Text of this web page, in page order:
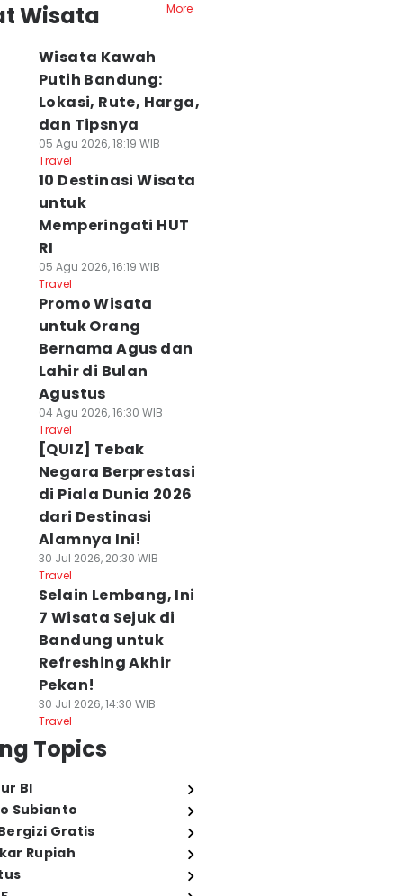
Wisata
More
Wisata Kawah
Putih Bandung:
Lokasi, Rute, Harga,
dan Tipsnya
05 Agu 2026, 18:19 WIB
Travel
10 Destinasi Wisata
untuk
Memperingati HUT
RI
05 Agu 2026, 16:19 WIB
Travel
Promo Wisata
untuk Orang
Bernama Agus dan
Lahir di Bulan
Agustus
04 Agu 2026, 16:30 WIB
Travel
[QUIZ] Tebak
Negara Berprestasi
di Piala Dunia 2026
dari Destinasi
Alamnya Ini!
30 Jul 2026, 20:30 WIB
Travel
Selain Lembang, Ini
7 Wisata Sejuk di
Bandung untuk
Refreshing Akhir
Pekan!
30 Jul 2026, 14:30 WIB
Travel
Topics
BI
Subianto
Gratis
Rupiah